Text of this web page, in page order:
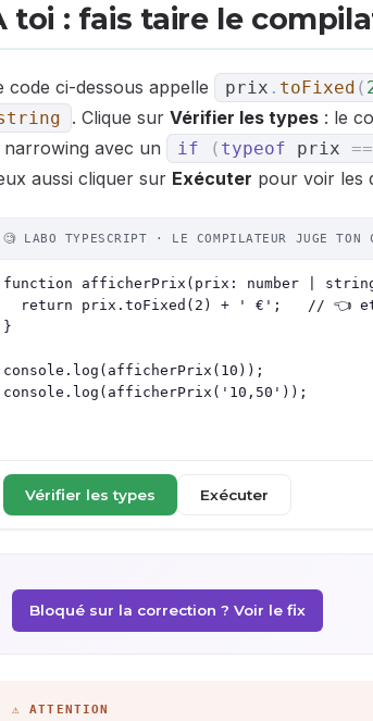
toi : fais taire le
code ci-dessous appelle prix . toFixed (
. Clique sur Vérifier les types : le
narrowing avec un
if ( typeof prix
aussi cliquer sur Exécuter pour voir les
🧐 LABO TYPESCRIPT · LE COMPILATEUR JUGE TON
Vérifier les types Exécuter
Bloqué sur la correction ? Voir le fix